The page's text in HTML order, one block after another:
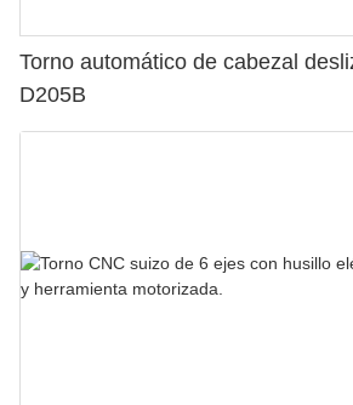
Torno automático de cabezal
D205B